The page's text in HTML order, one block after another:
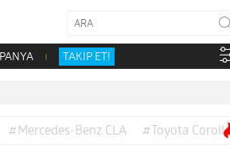
TAKİP ET!
#Mercedes-Benz CLA #Toyota Corolla